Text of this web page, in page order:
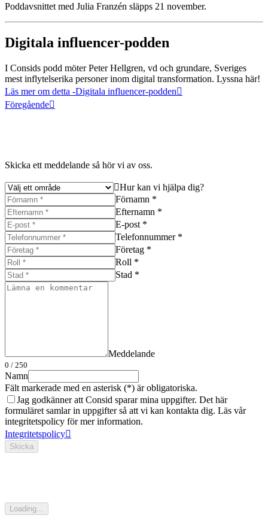
Poddavsnittet med Julia Franzén släpps 21 november.
Digitala influencer-podden
I Consids podd möter Peter Hellgren, vd och grundare, Sveriges
mest inflytelserika personer inom digital transformation. Lyssna här!
Läs mer om detta -Digitala influencer-podden
Föregående
Skicka ett meddelande så hör vi av oss.
Hur kan vi hjälpa dig?
Förnamn *
Efternamn *
E-post *
Telefonnummer *
Företag *
Roll *
Stad *
Meddelande
0 / 250
Namn
Fält markerade med en asterisk (*) är obligatoriska.
Jag godkänner att Consid sparar mina uppgifter. Det här
formuläret samlar in uppgifter så att vi kan kontakta dig. Läs vår
integritetspolicy för mer information.
Integritetspolicy
Skicka
Loading...